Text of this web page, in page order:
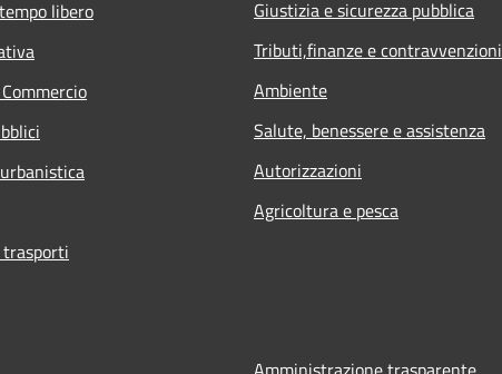
libero
Giustizia e sicurezza pubblica
Tributi,finanze e contravvenzioni
Ambiente
Salute, benessere e assistenza
Autorizzazioni
Agricoltura e pesca